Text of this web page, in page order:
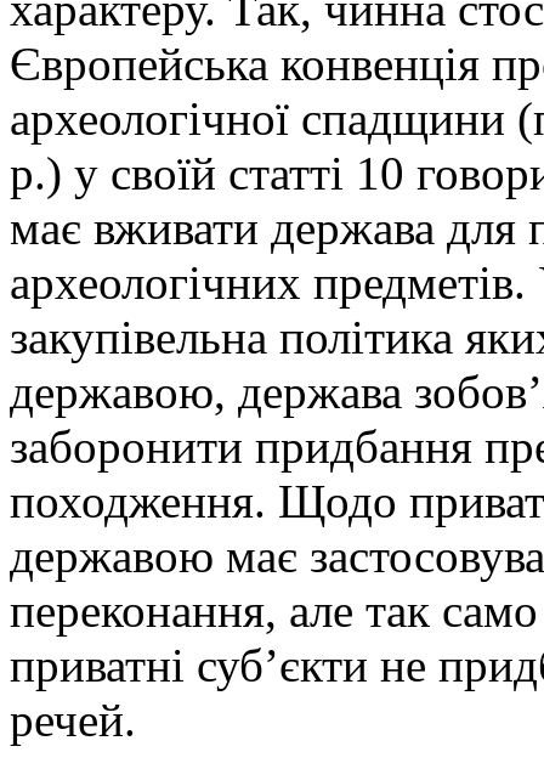
Європейська конвенція
археологічної спадщини
р.) у своїй статті 10
має вживати держава для
археологічних
закупівельна політика
державою, держава
заборонити придбання
походження. Щодо
державою має
переконання, але так
приватні суб’єкти не
речей.